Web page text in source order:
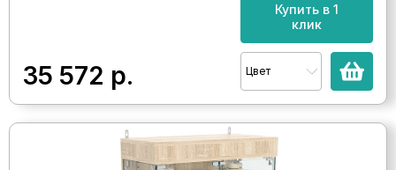
35 572 р.
Купить в 1
клик
Цвет